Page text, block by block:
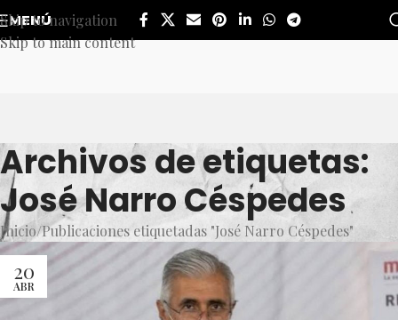
Skip to navigation
Skip to main content
MENÚ
Archivos de etiquetas:
José Narro Céspedes
Inicio Publicaciones etiquetadas "José Narro Céspedes"
20
ABR